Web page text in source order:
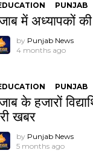
PUNJAB
में अध्यापकों
by Punjab News
4 months ago
PUNJAB
के हजारों
खबर
by Punjab News
5 months ago